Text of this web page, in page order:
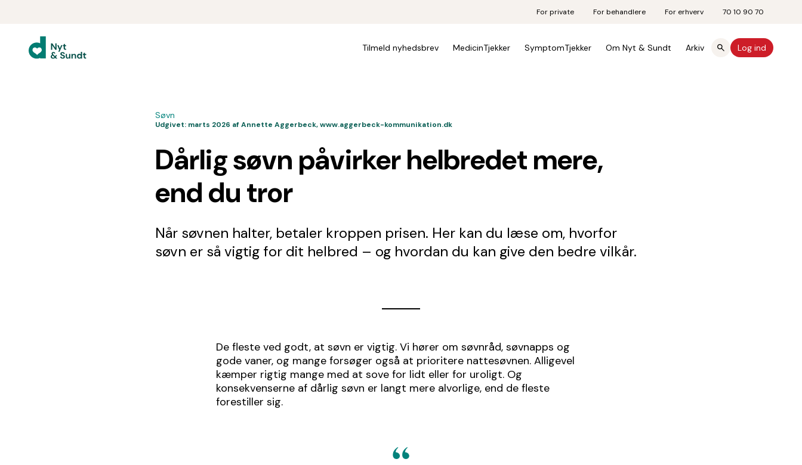
For private For behandlere For erhverv 70 10 90 70
Tilmeld nyhedsbrev MedicinTjekker SymptomTjekker Om Nyt & Sundt Arkiv Log ind
Søvn
Udgivet: marts 2026 af Annette Aggerbeck, www.aggerbeck-kommunikation.dk
Dårlig søvn påvirker helbredet mere,
end du tror
Når søvnen halter, betaler kroppen prisen. Her kan du læse om, hvorfor
søvn er så vigtig for dit helbred – og hvordan du kan give den bedre vilkår.
De fleste ved godt, at søvn er vigtig. Vi hører om søvnråd, søvnapps og
gode vaner, og mange forsøger også at prioritere nattesøvnen. Alligevel
kæmper rigtig mange med at sove for lidt eller for uroligt. Og
konsekvenserne af dårlig søvn er langt mere alvorlige, end de fleste
forestiller sig.